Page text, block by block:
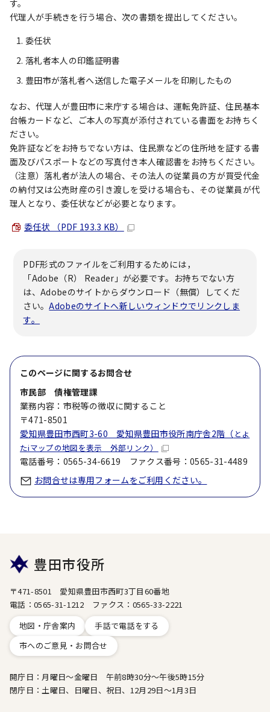
す。
代理人が手続きを行う場合、次の書類を提出してください。
委任状
落札者本人の印鑑証明書
豊田市が落札者へ送信した電子メールを印刷したもの
なお、代理人が豊田市に来庁する場合は、運転免許証、住民基本
台帳カードなど、ご本人の写真が添付されている書面をお持ちく
ださい。
免許証などをお持ちでない方は、住民票などの住所地を証する書
面及びパスポートなどの写真付き本人確認書をお持ちください。
（注意）落札者が法人の場合、その法人の従業員の方が買受代金
の納付又は公売財産の引き渡しを受ける場合も、その従業員が代
理人となり、委任状などが必要となります。
委任状 （PDF 193.3 KB）
PDF形式のファイルをご利用するためには，
「Adobe（R） Reader」が必要です。お持ちでない方
は、Adobeのサイトからダウンロード（無償）してくだ
さい。Adobeのサイトへ新しいウィンドウでリンクしま
す。
このページに関するお問合せ
市民部 債権管理課
業務内容：市税等の徴収に関すること
〒471-8501
愛知県豊田市西町3-60 愛知県豊田市役所南庁舎2階（ とよ
たiマップの地図を表示 外部リンク）
電話番号：0565-34-6619 ファクス番号：0565-31-4489
お問合せは専用フォームをご利用ください。
豊田市役所
〒471-8501 愛知県豊田市西町3丁目60番地
電話：0565-31-1212 ファクス：0565-33-2221
地図・庁舎案内
手話で電話をする
市へのご意見・お問合せ
開庁日：月曜日～金曜日 午前8時30分～午後5時15分
閉庁日：土曜日、日曜日、祝日、12月29日～1月3日